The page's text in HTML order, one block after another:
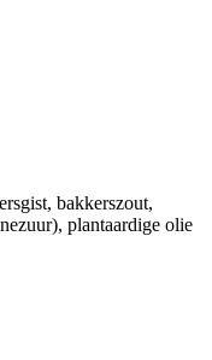
bakkerszout,
plantaardige olie